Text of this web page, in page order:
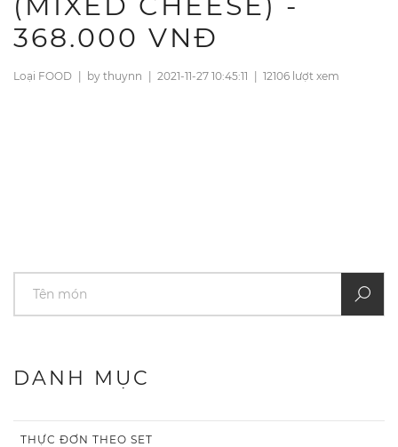
368.000 VNĐ
Loại FOOD | by thuynn | 2021-11-27 10:45:11 | 12106 lượt xem
DANH MỤC
THỰC ĐƠN THEO SET